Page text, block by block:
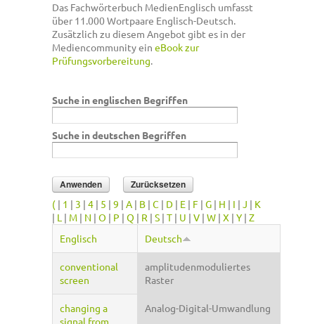
Das Fachwörterbuch MedienEnglisch umfasst
über 11.000 Wortpaare Englisch-Deutsch.
Zusätzlich zu diesem Angebot gibt es in der
Mediencommunity ein eBook zur
Prüfungsvorbereitung.
Suche in englischen Begriffen
Suche in deutschen Begriffen
( | 1 | 3 | 4 | 5 | 9 | A | B | C | D | E | F | G | H | I | J | K
| L | M | N | O | P | Q | R | S | T | U | V | W | X | Y | Z
Englisch
Deutsch
conventional
screen
amplitudenmoduliertes
Raster
changing a
signal from
Analog-Digital-Umwandlung